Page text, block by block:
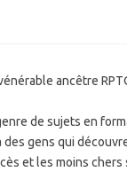
ancêtre
de sujets en
gens qui
et les moins